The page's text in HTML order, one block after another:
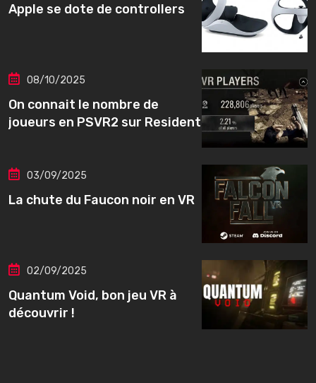
Apple se dote de controllers
08/10/2025
On connait le nombre de
joueurs en PSVR2 sur Resident
03/09/2025
La chute du Faucon noir en VR
02/09/2025
Quantum Void, bon jeu VR à
découvrir !